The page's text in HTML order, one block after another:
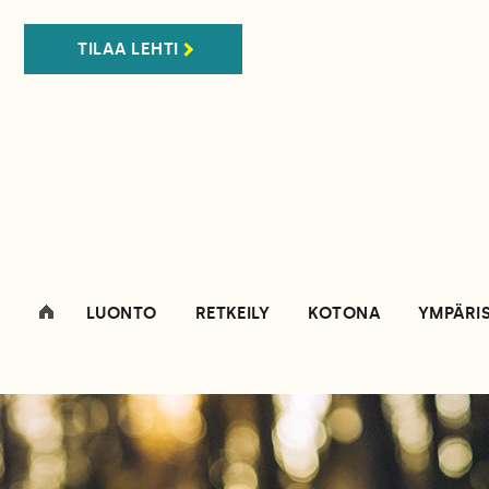
TILAA LEHTI
LUONTO RETKEILY KOTONA